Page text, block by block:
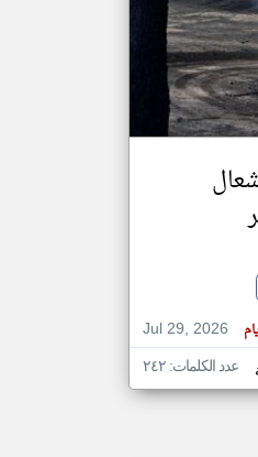
تغيير الدولة
مصادر الأخبار من الجزائر
اخبار الجزائر على مدار الساعة
اخبار الجزائر العاجلة والمباشرة
Jul 29, 2026
عدد الكلمات: ٢٤٢
klyoum.com